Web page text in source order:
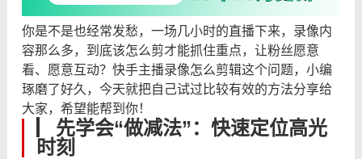
你是不是也经常发愁，一场几小时的直播下来，录像内
容那么多，到底该怎么剪才能抓住重点，让粉丝愿意
看、愿意互动？快手主播录像怎么剪辑这个问题，小编
琢磨了好久，今天就把自己试过比较有效的方法分享给
大家，希望能帮到你！
▏先学会“做减法”：快速定位高光
时刻